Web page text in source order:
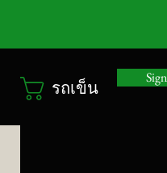
รถเข็น